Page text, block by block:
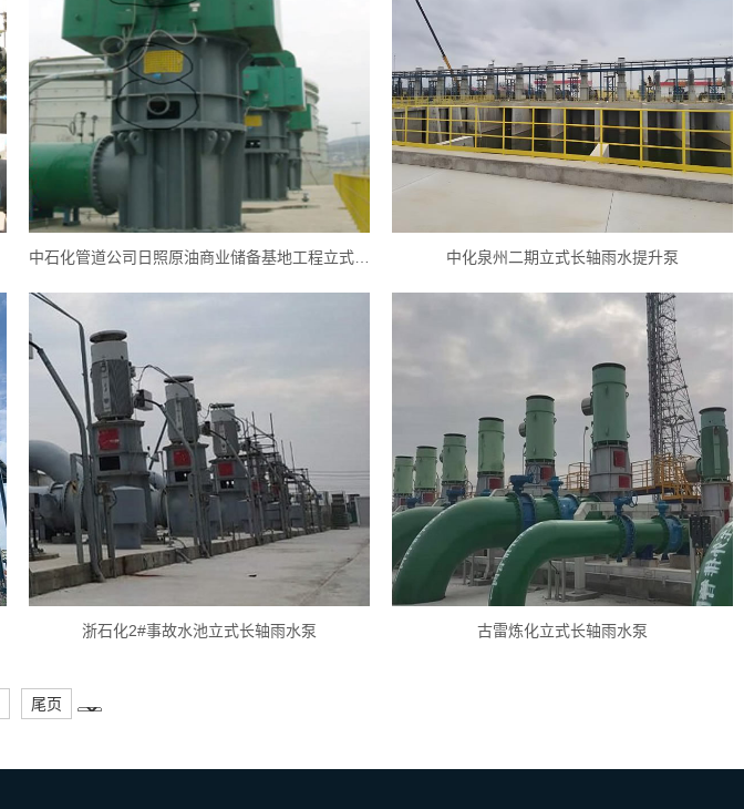
中化泉州二期立式长轴雨水提升泵
浙石化2#事故水池立式长轴雨水泵 古雷炼化立式长轴雨水泵
尾页